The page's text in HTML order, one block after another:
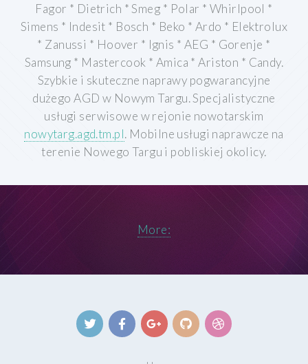
Fagor * Dietrich * Smeg * Polar * Whirlpool *
Simens * Indesit * Bosch * Beko * Ardo * Elektrolux
* Zanussi * Hoover * Ignis * AEG * Gorenje *
Samsung * Mastercook * Amica * Ariston * Candy.
Szybkie i skuteczne naprawy pogwarancyjne
dużego AGD w Nowym Targu. Specjalistyczne
usługi serwisowe w rejonie nowotarskim
nowytarg.agd.tm.pl. Mobilne usługi naprawcze na
terenie Nowego Targu i pobliskiej okolicy.
More: